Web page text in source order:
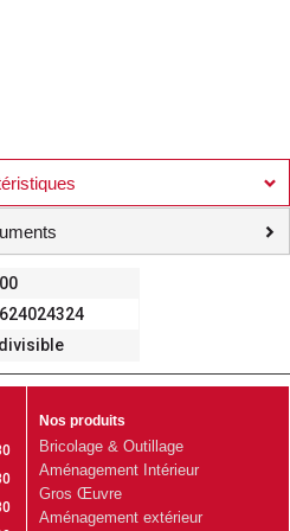
Nos produits
Bricolage & Outillage
Aménagement Intérieur
Gros Œuvre
Aménagement extérieur